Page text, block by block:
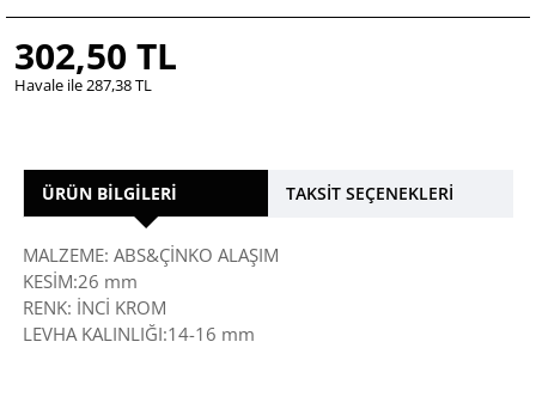
302,50 TL
Havale ile 287,38 TL
ÜRÜN BILGILERI TAKSIT SEÇENEKLERI
MALZEME: ABS&ÇİNKO ALAŞIM
KESİM:26 mm
RENK: İNCİ KROM
LEVHA KALINLIĞI:14-16 mm